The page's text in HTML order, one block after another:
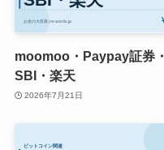
moomoo・Paypay証券・
SBI・楽天
2026年7月21日